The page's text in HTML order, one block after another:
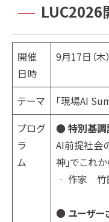
LUC2026
開催
日時
9月17日（木
テーマ
「現場AI
プログ
ラ
ム
● 特別基調
AI前提社会
神」でこれ
‐ 作家 竹
● ユーザー